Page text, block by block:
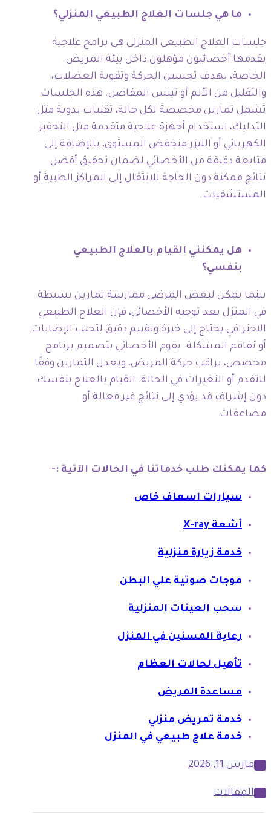
ما هي جلسات العلاج الطبيعي المنزلي؟
جلسات العلاج الطبيعي المنزلي هي برامج علاجية
يقدمها أخصائيون مؤهلون داخل بيئة المريض
الخاصة، بهدف تحسين الحركة وتقوية العضلات،
والتقليل من الألم أو تيبس المفاصل. هذه الجلسات
تشمل تمارين مخصصة لكل حالة، تقنيات يدوية مثل
التدليك، استخدام أجهزة علاجية متقدمة مثل التحفيز
الكهربائي أو الليزر منخفض المستوى، بالإضافة إلى
متابعة دقيقة من الأخصائي لضمان تحقيق أفضل
نتائج ممكنة دون الحاجة للانتقال إلى المراكز الطبية أو
المستشفيات.
هل يمكنني القيام بالعلاج الطبيعي
بنفسي؟
بينما يمكن لبعض المرضى ممارسة تمارين بسيطة
في المنزل بعد توجيه الأخصائي، فإن العلاج الطبيعي
الاحترافي يحتاج إلى خبرة وتقييم دقيق لتجنب الإصابات
أو تفاقم المشكلة. يقوم الأخصائي بتصميم برنامج
مخصص، يراقب حركة المريض، ويعدل التمارين وفقًا
للتقدم أو التغيرات في الحالة. القيام بالعلاج بنفسك
دون إشراف قد يؤدي إلى نتائج غير فعالة أو
مضاعفات.
كما يمكنك طلب خدماتنا في الحالات الآتية :-
سيارات اسعاف خاص
أشعة X-ray
خدمة زيارة منزلية
موجات صوتية علي البطن
سحب العينات المنزلية
رعاية المسنين في المنزل
تأهيل لحالات العظام
مساعدة المريض
خدمة تمريض منزلي
خدمة علاج طبيعي في المنزل
مارس 11, 2026
المقالات